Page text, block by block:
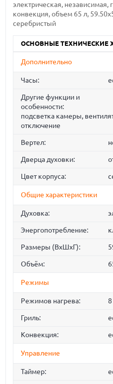
электрическая, независимая,
конвекция, объем 65 л,
серебристый
ОСНОВНЫЕ ТЕХНИЧЕСКИЕ
Дополнительно
Часы:
Другие функции и
особенности:
подсветка камеры,
отключение
Вертел:
Дверца духовки:
Цвет корпуса:
Общие характеристики
Духовка:
Энергопотребление:
Размеры (ВхШхГ):
Объём:
Режимы
Режимов нагрева: 8
Гриль:
Конвекция:
Управление
Таймер: